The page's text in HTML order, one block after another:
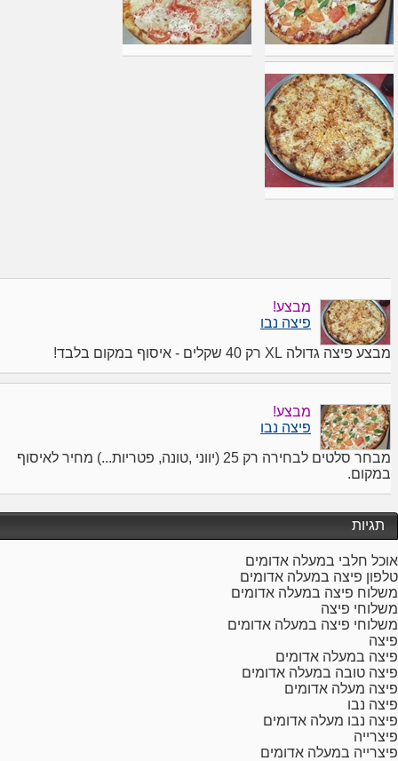
מבצע!
פיצה נבו
מבצע פיצה גדולה XL רק 40 שקלים - איסוף במקום בלבד!
מבצע!
פיצה נבו
מבחר סלטים לבחירה רק 25 (יווני ,טונה, פטריות...) מחיר לאיסוף
במקום.
תגיות
אוכל חלבי במעלה אדומים
טלפון פיצה במעלה אדומים
משלוח פיצה במעלה אדומים
משלוחי פיצה
משלוחי פיצה במעלה אדומים
פיצה
פיצה במעלה אדומים
פיצה טובה במעלה אדומים
פיצה מעלה אדומים
פיצה נבו
פיצה נבו מעלה אדומים
פיצרייה
פיצרייה במעלה אדומים